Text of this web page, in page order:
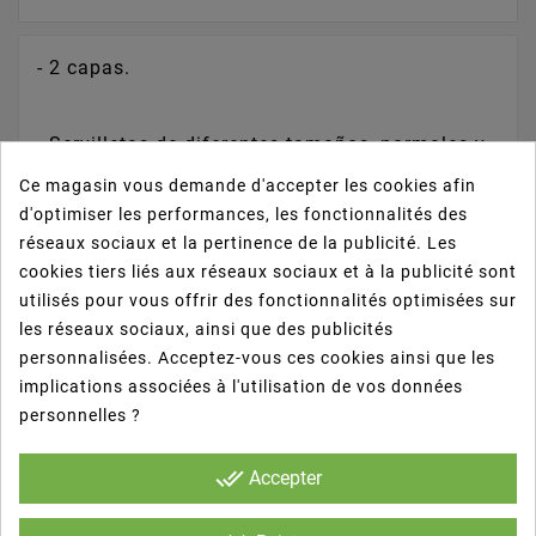
- 2 capas.
- Servilletas de diferentes tamaños, normales y
con plegado.
- Material 100% reciclado.
- Excelente calidad, gran variedad de colores y
tipología.
- Imprescindibles en la mesa de restaurantes,
Ce magasin vous demande d'accepter les cookies afin
d'optimiser les performances, les fonctionnalités des
réseaux sociaux et la pertinence de la publicité. Les
cookies tiers liés aux réseaux sociaux et à la publicité sont
utilisés pour vous offrir des fonctionnalités optimisées sur
les réseaux sociaux, ainsi que des publicités
personnalisées. Acceptez-vous ces cookies ainsi que les
implications associées à l'utilisation de vos données
personnelles ?
done_all Accepter